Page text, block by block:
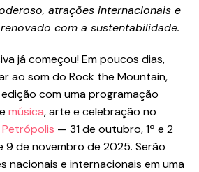
atrações internacionais e
com a sustentabilidade.
já começou! Em poucos dias,
ao som do Rock the Mountain,
edição com uma programação
música, arte e celebração no
Petrópolis — 31 de outubro, 1º e 2
9 de novembro de 2025. Serão
nacionais e internacionais em uma